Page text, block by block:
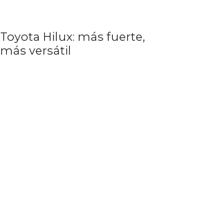
Toyota Hilux: más fuerte,
más versátil